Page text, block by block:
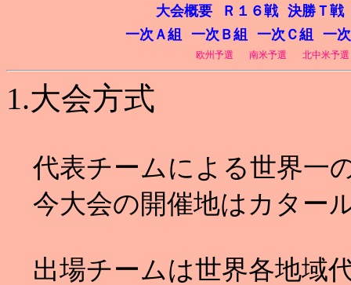
大会概要 Ｒ１６戦 決勝Ｔ戦
一次Ａ組
一次Ｂ組 一次Ｃ組 一
欧州予選 南米予選 北中米予選
1.大会方式
代表チームによる世界一
今大会の開催地はカター
出場チームは世界各地域